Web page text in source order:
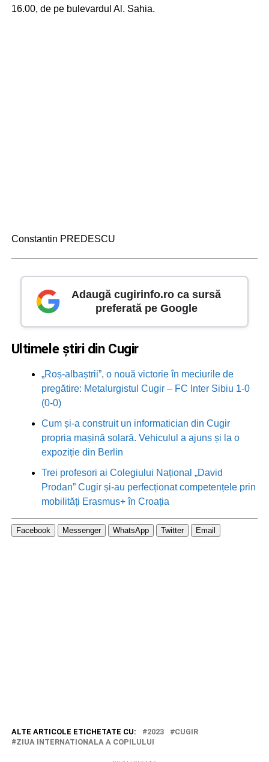
16.00, de pe bulevardul Al. Sahia.
Constantin PREDESCU
Adaugă cugirinfo.ro ca sursă
preferată pe Google
Ultimele știri din Cugir
„Roș-albaștrii”, o nouă victorie în meciurile de
pregătire: Metalurgistul Cugir – FC Inter Sibiu 1-0
(0-0)
Cum și-a construit un informatician din Cugir
propria mașină solară. Vehiculul a ajuns și la o
expoziție din Berlin
Trei profesori ai Colegiului Național „David
Prodan” Cugir și-au perfecționat competențele prin
mobilități Erasmus+ în Croația
Facebook Messenger WhatsApp Twitter Email
ALTE ARTICOLE ETICHETATE CU: 2023
CUGIR
ZIUA INTERNATIONALA A COPILULUI